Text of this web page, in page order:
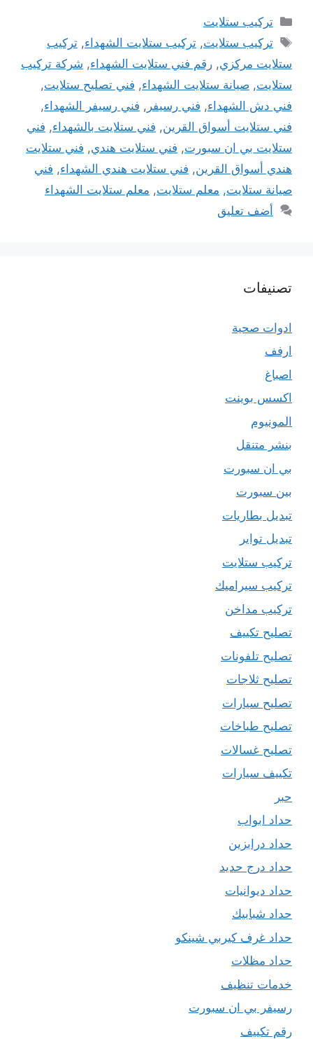
التصنيفات
تركيب ستلايت
الوسوم
تركيب ستلايت,تركيب ستلايت الشهداء,تركيب
ستلايت مركزي, رقم فني ستلايت الشهداء, شركة تركيب
ستلايت, صيانة ستلايت الشهداء, فني تصليح ستلايت,
فني دش الشهداء, فني رسيفر , فني رسيفر الشهداء,
فني ستلايت أسواق القرين, فني ستلايت بالشهداء, فني
ستلايت بي ان سبورت, فني ستلايت هندي, فني ستلايت
هندي أسواق القرين, فني ستلايت هندي الشهداء, فني
صيانة ستلايت, معلم ستلايت, معلم ستلايت الشهداء
أضف تعليق
تصنيفات
ادوات صحية
ارفف
اصباغ
اكسس بوينت
المونيوم
بنشر متنقل
بي ان سبورت
بين سبورت
تبديل بطاريات
تبديل تواير
تركيب ستلايت
تركيب سيراميك
تركيب مداخن
تصليح تكييف
تصليح تلفونات
تصليح ثلاجات
تصليح سيارات
تصليح طباخات
تصليح غسالات
تكييف سيارات
حبر
حداد ابواب
حداد درابزين
حداد درج حديد
حداد ديوانيات
حداد شبابيك
حداد غرف كيربي شينكو
حداد مظلات
خدمات تنظيف
رسيفر بي ان سبورت
رقم تكييف